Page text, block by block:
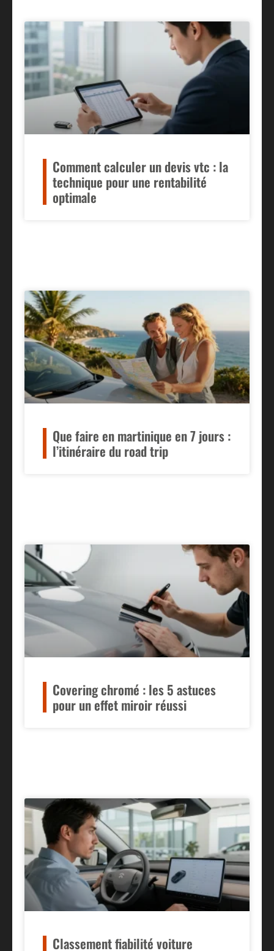
Comment calculer un devis vtc : la
technique pour une rentabilité
optimale
Que faire en martinique en 7 jours :
l’itinéraire du road trip
Covering chromé : les 5 astuces
pour un effet miroir réussi
Classement fiabilité voiture